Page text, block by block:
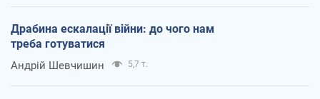
Драбина ескалації війни: до чого нам
треба готуватися
Андрій Шевчишин 5,7 т.